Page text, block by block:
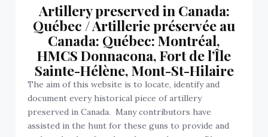
Artillery preserved in Canada:
Québec / Artillerie préservée au
Canada: Québec: Montréal,
HMCS Donnacona, Fort de l’Île
Sainte-Hélène, Mont-St-Hilaire
The aim of this website is to locate, identify and
document every historical piece of artillery
preserved in Canada. Many contributors have
assisted in the hunt for these guns to provide and